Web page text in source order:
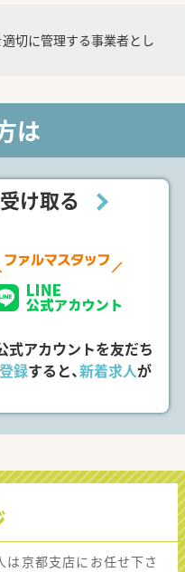
適切に管理する事業者とし
は
け取る
式アカウントを友だち
録すると、新着求人が
は京都支店にお任せ下さ